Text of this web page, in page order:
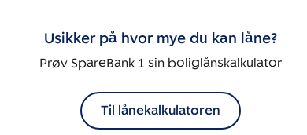
Usikker på hvor mye du kan låne?
Prøv SpareBank 1 sin boliglånskalkulator
Til lånekalkulatoren